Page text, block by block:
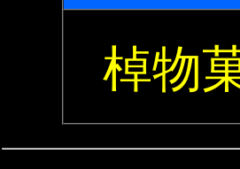
棹物